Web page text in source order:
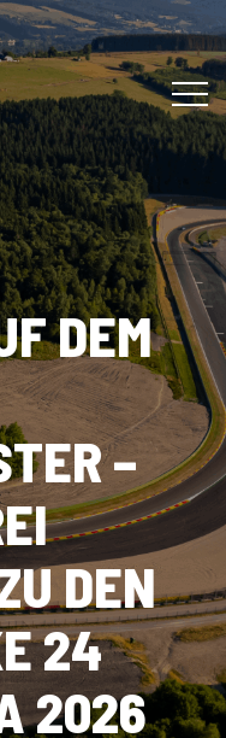
DEM
–
DEN
24
2026